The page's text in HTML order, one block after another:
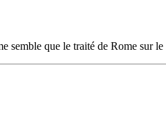
semble que le traité de Rome sur